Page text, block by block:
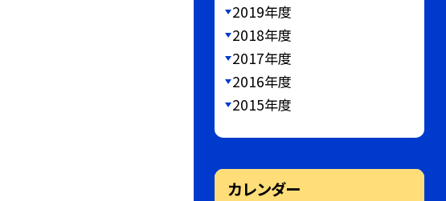
2019年度
2018年度
2017年度
2016年度
2015年度
カレンダー